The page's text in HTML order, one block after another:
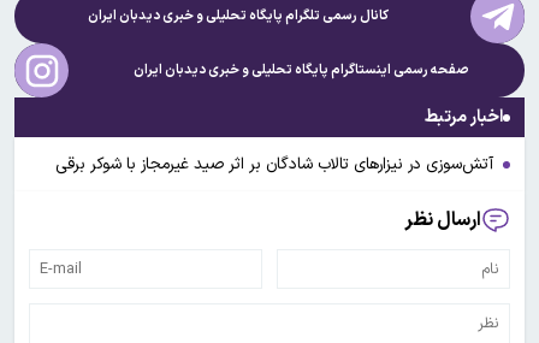
کانال رسمی تلگرام پایگاه تحلیلی و خبریدیدبان ایران
صفحه رسمی اینستاگرام پایگاه تحلیلی و خبریدیدبان ایران
اخبار مرتبط
آتش‌سوزی در نیزارهای تالاب شادگان بر اثر صید غیرمجاز با شوکر برقی
ارسال نظر